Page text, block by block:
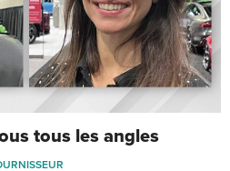
tous les angles